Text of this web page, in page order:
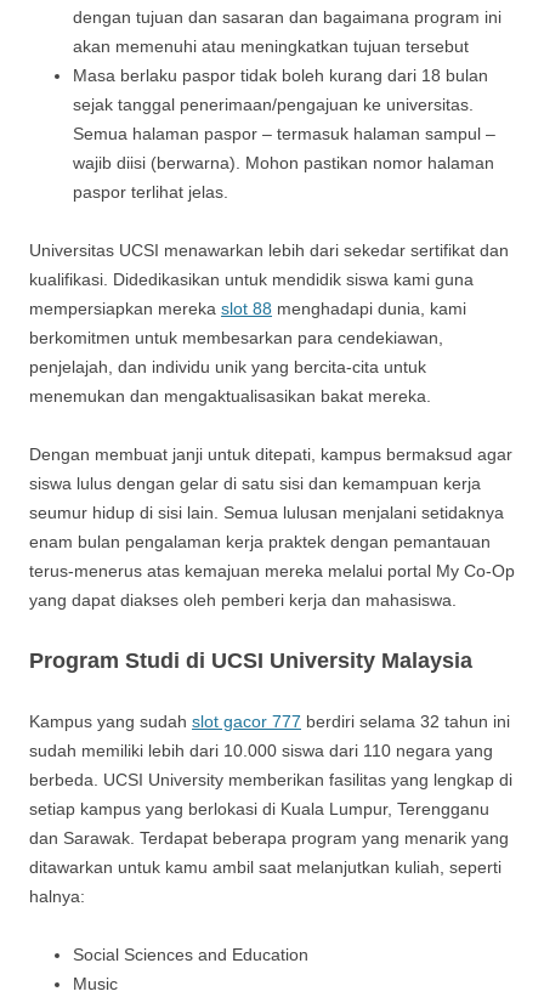
dengan tujuan dan sasaran dan bagaimana program ini
akan memenuhi atau meningkatkan tujuan tersebut
Masa berlaku paspor tidak boleh kurang dari 18 bulan
sejak tanggal penerimaan/pengajuan ke universitas.
Semua halaman paspor – termasuk halaman sampul –
wajib diisi (berwarna). Mohon pastikan nomor halaman
paspor terlihat jelas.
Universitas UCSI menawarkan lebih dari sekedar sertifikat dan
kualifikasi. Didedikasikan untuk mendidik siswa kami guna
mempersiapkan mereka slot 88 menghadapi dunia, kami
berkomitmen untuk membesarkan para cendekiawan,
penjelajah, dan individu unik yang bercita-cita untuk
menemukan dan mengaktualisasikan bakat mereka.
Dengan membuat janji untuk ditepati, kampus bermaksud agar
siswa lulus dengan gelar di satu sisi dan kemampuan kerja
seumur hidup di sisi lain. Semua lulusan menjalani setidaknya
enam bulan pengalaman kerja praktek dengan pemantauan
terus-menerus atas kemajuan mereka melalui portal My Co-Op
yang dapat diakses oleh pemberi kerja dan mahasiswa.
Program Studi di UCSI University Malaysia
Kampus yang sudah slot gacor 777 berdiri selama 32 tahun ini
sudah memiliki lebih dari 10.000 siswa dari 110 negara yang
berbeda. UCSI University memberikan fasilitas yang lengkap di
setiap kampus yang berlokasi di Kuala Lumpur, Terengganu
dan Sarawak. Terdapat beberapa program yang menarik yang
ditawarkan untuk kamu ambil saat melanjutkan kuliah, seperti
halnya:
Social Sciences and Education
Music